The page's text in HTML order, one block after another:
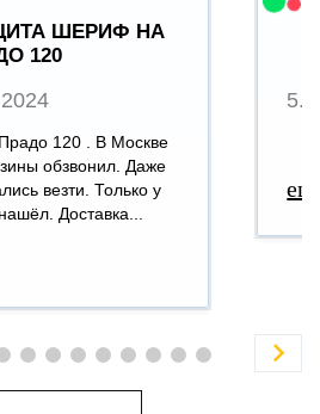
ШЕРИФ НА
120
120 . В Москве
обзвонил. Даже
везти. Только у
Доставка...
5.0
